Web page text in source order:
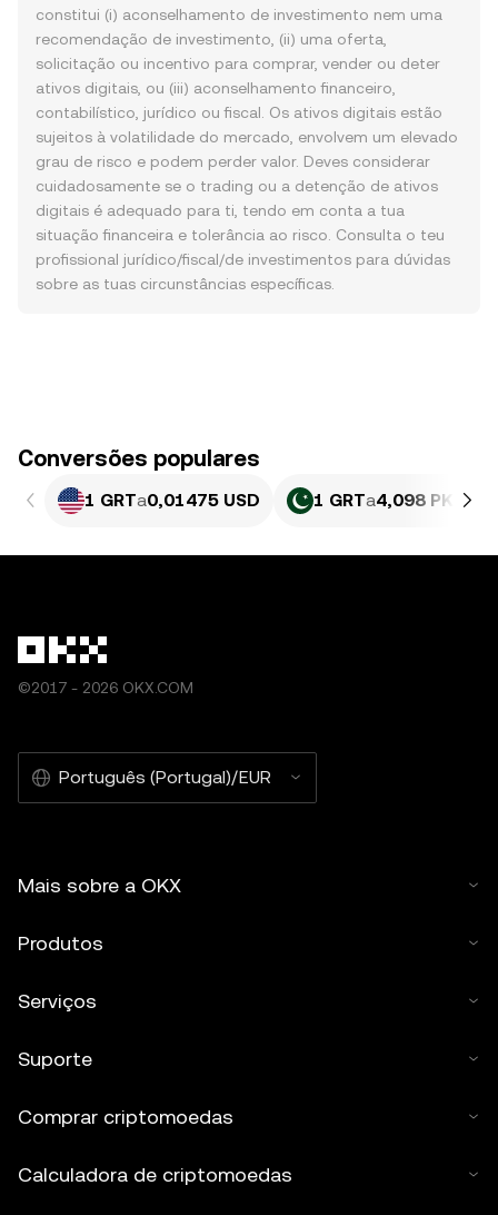
constitui (i) aconselhamento de investimento nem uma
recomendação de investimento, (ii) uma oferta,
solicitação ou incentivo para comprar, vender ou deter
ativos digitais, ou (iii) aconselhamento financeiro,
contabilístico, jurídico ou fiscal. Os ativos digitais estão
sujeitos à volatilidade do mercado, envolvem um elevado
grau de risco e podem perder valor. Deves considerar
cuidadosamente se o trading ou a detenção de ativos
digitais é adequado para ti, tendo em conta a tua
situação financeira e tolerância ao risco. Consulta o teu
profissional jurídico/fiscal/de investimentos para dúvidas
sobre as tuas circunstâncias específicas.
Conversões populares
1 GRTa0,01475 USD 1 GRTa4,098 PKR
©2017 - 2026 OKX.COM
Português (Portugal)/EUR
Mais sobre a OKX
Produtos
Serviços
Suporte
Comprar criptomoedas
Calculadora de criptomoedas